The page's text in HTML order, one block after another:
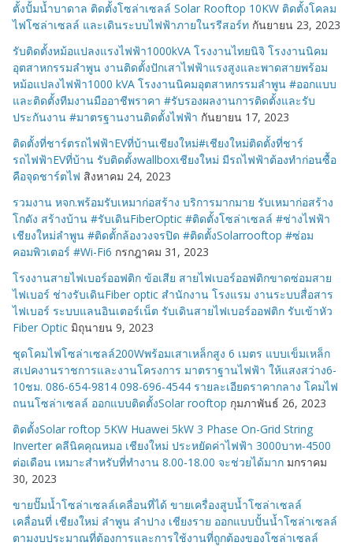
ตั้งปั้มน้ำบาดาล ติดตั้งโซล่าเซลล์ Solar Rooftop 10KW ติดตั้งโคลม
ไฟโซล่าเซลล์ และเดินระบบไฟฟ้าภายในรรีสอร์ท กันยายน 23, 2023
รับติดตั้งหม้อแปลงแรงไฟฟ้า1000kVA โรงงานไทยนิจิ โรงงานนิคม
อุตสาหกรรมลำพูน งานติดตั้งปักเสาไฟฟ้าแรงสูงและพาดสายพร้อม
หม้อแปลงไฟฟ้า1000 kVA โรงงานนิคมอุตสาหกรรมลำพูน #ออกแบบ
และติดตั้งทีมงานมืออาชีพราคา #รับรองผลงานการติดตั้งและรับ
ประกันงาน #มาตรฐานงานติดตั้งไฟฟ้า กันยายน 17, 2023
ติดตั้งที่ชาร์ตรถไฟฟ้าEVที่บ้านเชียงใหม่#เชียงใหม่ติดตั้งที่ชาร์
รถไฟฟ้าEVที่บ้าน รับติดตั้งwallboxเชียงใหม่ มีรถไฟฟ้าต้องทำก่อนซื้อ
คือจุดชาร์ตไฟ สิงหาคม 24, 2023
รวมงาน หจก.พร้อมรับเหมาก่อสร้าง บริการมากมาย รับเหมาก่อสร้าง
โกดัง สร้างบ้าน #รับเดินFiberOptic #ติดตั้งโซล่าเซลล์ #ช่างไฟฟ้า
เชียงใหม่ลำพูน #ติดตั้กล้องวงจรปิด #ติดตั้งSolarrooftop #ซ่อม
คอมพิวเตอร์ #Wi-Fi6 กรกฎาคม 31, 2023
โรงงานสายไฟเบอร์ออฟติก ข้อเสีย สายไฟเบอร์ออฟติกขาดซ่อมสาย
ไฟเบอร์ ช่างรับเดินFiber optic สำนักงาน โรงแรม งานระบบสื่อสาร
ไฟเบอร์ ระบบแลนอินเตอร์เน็ต รับเดินสายไฟเบอร์ออฟติก รับเข้าหัว
Fiber Optic มิถุนายน 9, 2023
ชุดโคมไฟโซล่าเซลล์200Wพร้อมเสาเหล็กสูง 6 เมตร แบบเข็มเหล็ก
สเปคงานราชการและงานโครงการ มาตราฐานไฟฟ้า ให้แสงสว่าง6-
10ชม. 086-654-9814 098-696-4544 รายละเอียดราคากลาง โคมไฟ
ถนนโซล่าเซลล์ ออกแบบติดตั้งSolar rooftop กุมภาพันธ์ 26, 2023
ติดตั้งSolar roftop 5KW Huawei 5kW 3 Phase On-Grid String
Inverter คลีนิคคุณหมอ เชียงใหม่ ประหยัดค่าไฟฟ้า 3000บาท-4500
ต่อเดือน เหมาะสำหรับที่ทำงาน 8.00-18.00 จะช่วยได้มาก มกราคม
30, 2023
ขายปั๊มน้ำโซล่าเซลล์เคลื่อนที่ได้ ขายเครื่องสูบน้ำโซล่าเซลล์
เคลื่อนที่ เชียงใหม่ ลำพูน ลำปาง เชียงราย ออกแบบปั้นน้ำโซล่าเซลล์
ตามงบประมาณที่ต้องการและการใช้งานที่ถูกต้องของโซล่าเซลล์